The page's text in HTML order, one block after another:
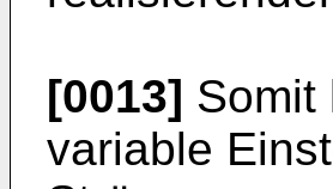
[0013] Somit
variable